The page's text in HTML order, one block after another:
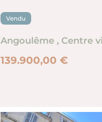
Vendu
Angoulême , Centre
139.900,00 €